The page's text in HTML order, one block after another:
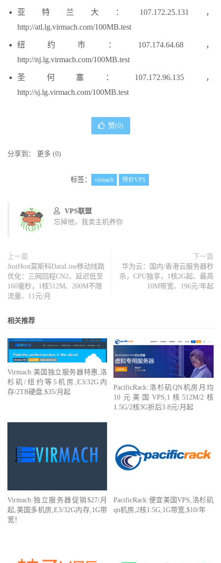
亚特兰大：107.172.25.131，
http://atl.lg.virmach.com/100MB.test
纽约市：107.174.64.68，
http://nj.lg.virmach.com/100MB.test
圣何塞：107.172.96.135，
http://sj.lg.virmach.com/100MB.test
赞(0)
分享到： 更多 (0)
标签： virmach 特价VPS
VPS联盟
忘掉他，我卖主机养你
上一篇
JustHost莫斯科DataLine移动线路
优化：三网回程CN2、延迟低至
160毫秒，1核512M、200M不限
流量、11元/月
下一篇
华为云：国内/香港云服务器秒
杀，CPU独享，1核2G起、最高
10M带宽、196元/年起
相关推荐
Virmach:美国独立服务器特惠,洛
杉矶/纽约等5机房,E3/32G内
存/2TB硬盘,$35/月起
PacificRack:洛杉矶QN机房月均
10元美国VPS,1核512M/2核
1.5G/2核3G折后3.8元/月起
Virmach:独立服务器促销$27/月
起,美国多机房,E3/32G内存,1G带
宽！
PacificRack:便宜美国VPS,洛杉矶
qn机房,2核1.5G,1G带宽,$10/年